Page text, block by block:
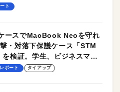
ト
ースでMacBook Neoを守れ
・対落下保護ケース「STM
検証。学生、ビジネスマン
ースに最適！
レポート タイアップ